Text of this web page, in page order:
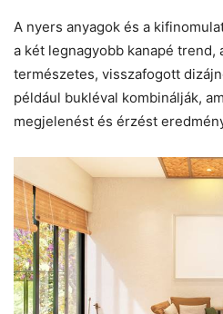
A nyers anyagok és a
a két legnagyobb kanapé trend,
természetes, visszafogott
például bukléval kombinálják,
megjelenést és érzést